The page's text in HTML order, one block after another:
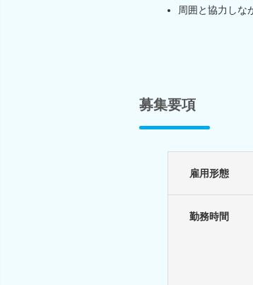
周囲と協力しな
募集要項
雇用形態
勤務時間